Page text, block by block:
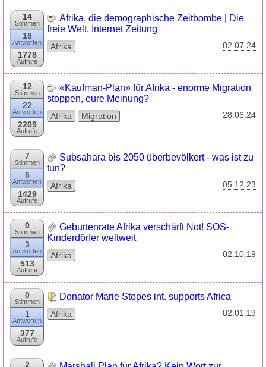
14
Stimmen
18
Antworten
1778
Aufrufe
Afrika, die demographische Zeitbombe | Die
freie Welt, Internet Zeitung
Afrika 02.07.24
12
Stimmen
22
Antworten
2209
Aufrufe
«Kaufman-Plan» für Afrika - enorme Migration
stoppen, eure Meinung?
Afrika Migration 28.06.24
7
Stimmen
6
Antworten
1429
Aufrufe
Subsahara bis 2050 überbevölkert - was ist zu
tun?
Afrika 05.12.23
0
Stimmen
3
Antworten
513
Aufrufe
Geburtenrate Afrika verschärft Not! SOS-
Kinderdörfer weltweit
Afrika 02.10.19
0
Stimmen
1
Antworten
377
Aufrufe
Donator Marie Stopes int. supports Africa
Afrika 02.01.19
2